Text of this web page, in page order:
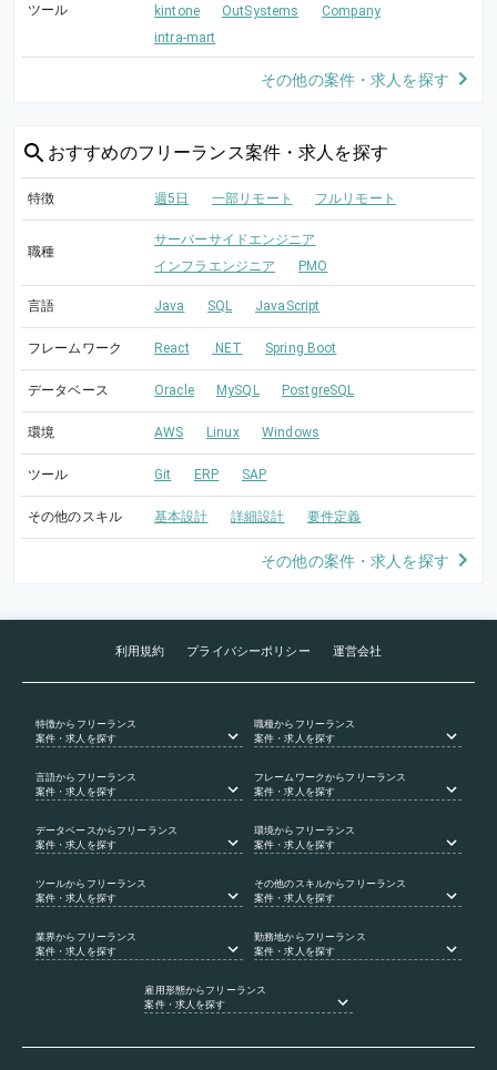
ツール
kintone
OutSystems
Company
intra-mart
その他の案件・求人を探す
おすすめのフリーランス案件・求人を探す
特徴 週5日 一部リモート フルリモート
職種
サーバーサイドエンジニア
インフラエンジニア
PMO
言語 Java SQL JavaScript
フレームワーク React .NET Spring Boot
データベース Oracle MySQL PostgreSQL
環境 AWS Linux Windows
ツール Git ERP SAP
その他のスキル 基本設計 詳細設計 要件定義
その他の案件・求人を探す
利用規約 プライバシーポリシー 運営会社
特徴からフリーランス
案件・求人を探す
職種からフリーランス
案件・求人を探す
言語からフリーランス
案件・求人を探す
フレームワークからフリーランス
案件・求人を探す
データベース からフリーランス
案件・求人を探す
環境からフリーランス
案件・求人を探す
ツールからフリーランス
案件・求人を探す
その他のスキルからフリーランス
案件・求人を探す
業界からフリーランス
案件・求人を探す
勤務地からフリーランス
案件・求人を探す
雇用形態からフリーランス
案件・求人を探す